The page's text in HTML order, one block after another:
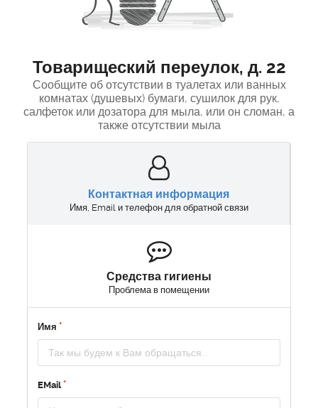
Товарищеский переулок, д. 22
Сообщите об отсутствии в туалетах или ванных
комнатах (душевых) бумаги, сушилок для рук,
салфеток или дозатора для мыла, или он сломан, а
также отсутствии мыла
Контактная информация
Имя, Email и телефон для обратной связи
Средства гигиены
Проблема в помещении
Имя
EMail